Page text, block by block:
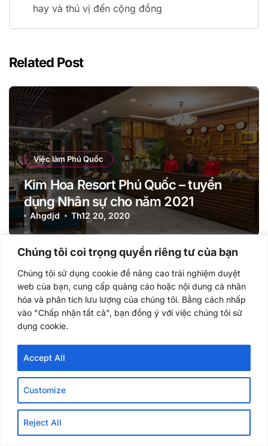
Chúng tôi coi trọng quyền riêng tư của bạn
Chúng tôi sử dụng cookie để nâng cao trải nghiệm duyệt
web của bạn, cung cấp quảng cáo hoặc nội dung cá nhân
hóa và phân tích lưu lượng của chúng tôi. Bằng cách nhấp
vào "Chấp nhận tất cả", bạn đồng ý với việc chúng tôi sử
dụng cookie.
Customize
Reject All
Accept All
hay và thú vị đến cộng đồng
Related Post
Việc làm Phú Quốc
Kim Hoa Resort Phú Quốc – tuyển
dụng Nhân sự cho năm 2021
Ahgdjd Th12 20, 2020
Việc làm Phú Quốc
Naomi Resort Phú Quốc tuyển dụng
2020-2021
Ahgdjd Th12 13, 2020
Blog chia sẻ thủ thuật hay, kiến thức mới về công nghệ